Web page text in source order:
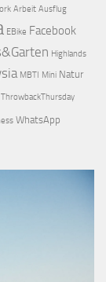
Arbeit Ausflug
EBike Facebook
Highlands
MBTI Mini Natur
ThrowbackThursday
WhatsApp